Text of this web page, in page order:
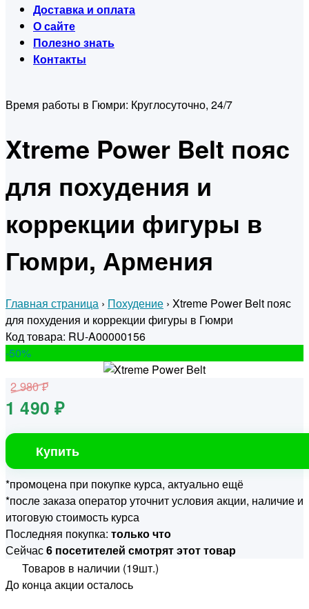
Доставка и оплата
О сайте
Полезно знать
Контакты
Время работы в Гюмри: Круглосуточно, 24/7
Xtreme Power Belt пояс
для похудения и
коррекции фигуры в
Гюмри, Армения
Главная страница › Похудение › Xtreme Power Belt пояс
для похудения и коррекции фигуры в Гюмри
Код товара: RU-A00000156
-50%
2 980 ₽
1 490 ₽
Купить
*промоцена при покупке курса, актуально ещё
*после заказа оператор уточнит условия акции, наличие и
итоговую стоимость курса
Последняя покупка: только что
Сейчас6 посетителей смотрят этот товар
Товаров в наличии (19шт.)
До конца акции осталось